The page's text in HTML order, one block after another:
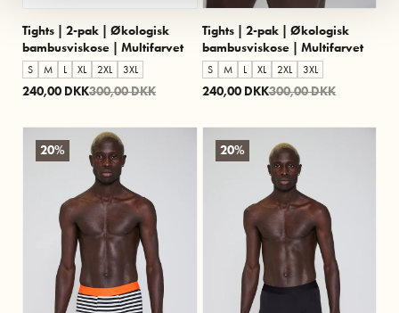
Tights | 2-pak | Økologisk
bambusviskose | Multifarvet
S M L XL 2XL 3XL
240,00 DKK300,00 DKK
Tights | 2-pak | Økologisk
bambusviskose | Multifarvet
S M L XL 2XL 3XL
240,00 DKK300,00 DKK
20% 20%